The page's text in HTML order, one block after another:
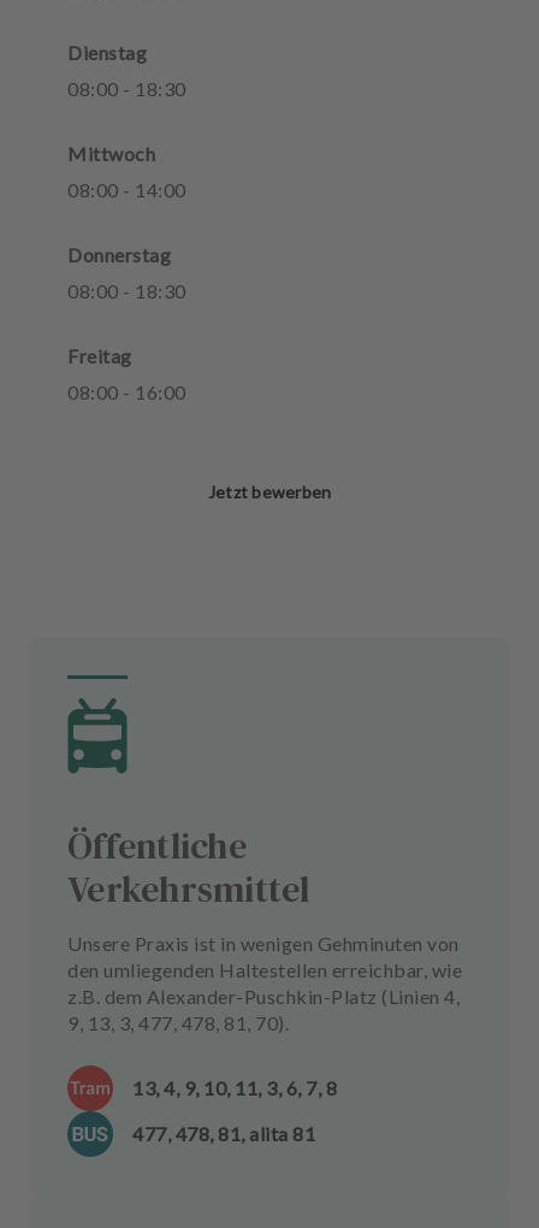
Dienstag
08:00 - 18:30
Mittwoch
08:00 - 14:00
Donnerstag
08:00 - 18:30
Freitag
08:00 - 16:00
Jetzt bewerben
Öffentliche
Verkehrsmittel
Unsere Praxis ist in wenigen Gehminuten von
den umliegenden Haltestellen erreichbar, wie
z.B. dem Alexander-Puschkin-Platz (Linien 4,
9, 13, 3, 477, 478, 81, 70).
13, 4, 9, 10, 11, 3, 6, 7, 8
477, 478, 81, alita 81